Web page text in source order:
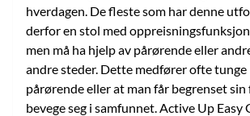
hverdagen. De fleste som har denne
derfor en stol med oppreisningsfunksjon
men må ha hjelp av pårørende eller
andre steder. Dette medfører ofte
pårørende eller at man får begrenset
bevege seg i samfunnet. Active Up Easy